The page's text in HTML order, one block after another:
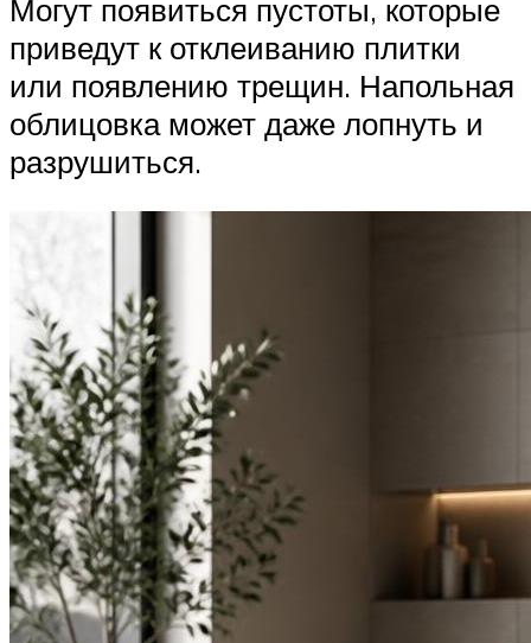
Могут появиться пустоты, которые
приведут к отклеиванию плитки
или появлению трещин. Напольная
облицовка может даже лопнуть и
разрушиться.